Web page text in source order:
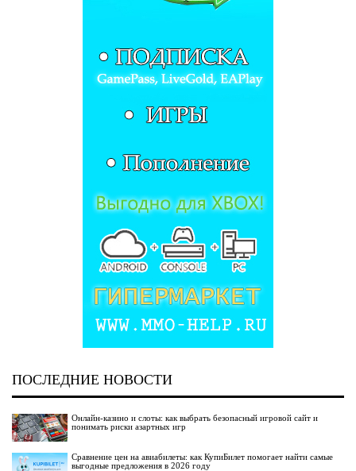
ПОСЛЕДНИЕ НОВОСТИ
Онлайн-казино и слоты: как выбрать безопасный игровой сайт и
понимать риски азартных игр
Сравнение цен на авиабилеты: как КупиБилет помогает найти самые
выгодные предложения в 2026 году